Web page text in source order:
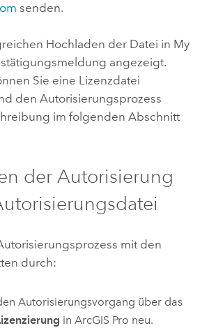
senden.
Hochladen der Datei in My
angezeigt.
Sie eine Lizenzdatei
den Autorisierungsprozess
im folgenden Abschnitt
der Autorisierung
mit den
durch:
Autorisierungsvorgang über das
in ArcGIS Pro neu.